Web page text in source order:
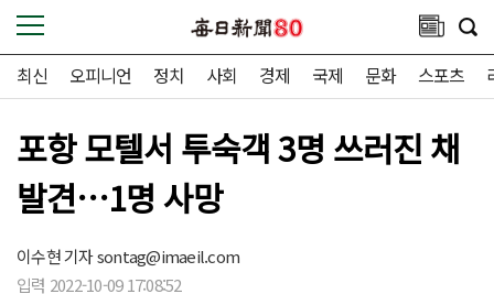
최신 오피니언 정치 사회 경제 국제 문화 스포츠
포항 모텔서 투숙객 3명 쓰러진 채
발견…1명 사망
이수현 기자sontag@imaeil.com
입력 2022-10-09 17:08:52